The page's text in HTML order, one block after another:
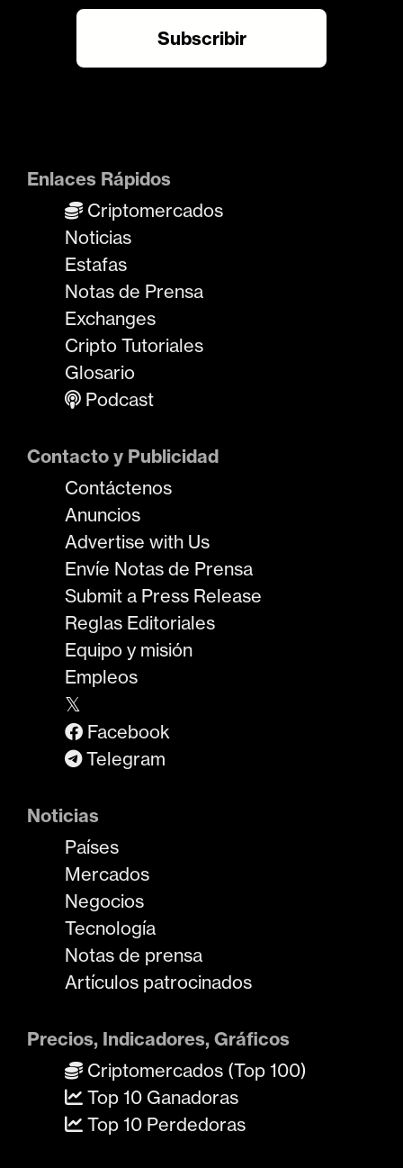
Enlaces Rápidos
Criptomercados
Noticias
Estafas
Notas de Prensa
Exchanges
Cripto Tutoriales
Glosario
Podcast
Contacto y Publicidad
Contáctenos
Anuncios
Advertise with Us
Envíe Notas de Prensa
Submit a Press Release
Reglas Editoriales
Equipo y misión
Empleos
𝕏
Facebook
Telegram
Noticias
Países
Mercados
Negocios
Tecnología
Notas de prensa
Artículos patrocinados
Precios, Indicadores, Gráficos
Criptomercados (Top 100)
Top 10 Ganadoras
Top 10 Perdedoras